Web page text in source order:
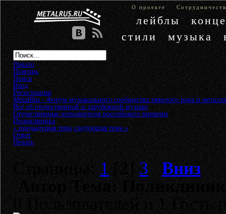
О проекте
лейблы
стили
музыка
Начало
Помощь
Поиск
Вход
Регистрация
MetalRus - Форум музыкального сообщества тяжелого рока и металла
Всё об отечественной и зарубежной музыке»
Отечественные исполнители российского времени»
Поликлиника
« предыдущая тема следующая тема »
Ответ
Печать
Страницы:1[2]3
Вниз
АвторТема:
0 Пользователей и 1 Гость